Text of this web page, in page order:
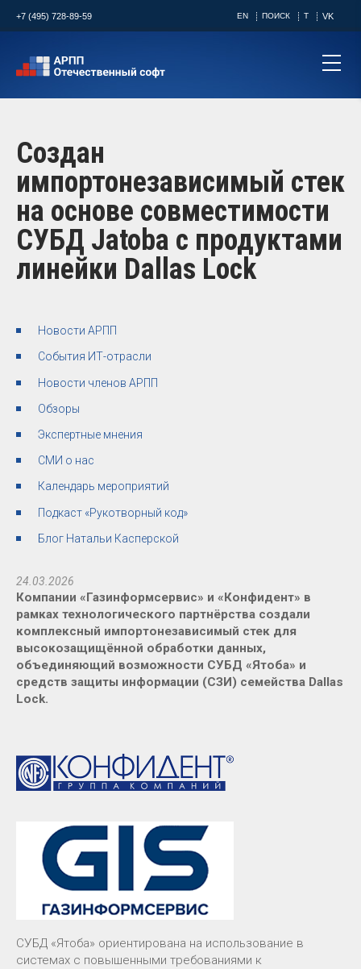
+7 (495) 728-89-59 EN ПОИСК T VK
Создан
импортонезависимый стек
на основе совместимости
СУБД Jatoba с продуктами
линейки Dallas Lock
Новости АРПП
События ИТ-отрасли
Новости членов АРПП
Обзоры
Экспертные мнения
СМИ о нас
Календарь мероприятий
Подкаст «Рукотворный код»
Блог Натальи Касперской
24.03.2026
Компании «Газинформсервис» и «Конфидент» в
рамках технологического партнёрства создали
комплексный импортонезависимый стек для
высокозащищённой обработки данных,
объединяющий возможности СУБД «Ятоба» и
средств защиты информации (СЗИ) семейства Dallas
Lock.
СУБД «Ятоба» ориентирована на использование в
системах с повышенными требованиями к